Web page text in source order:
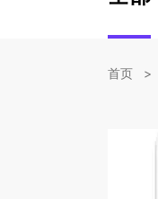
首页 >